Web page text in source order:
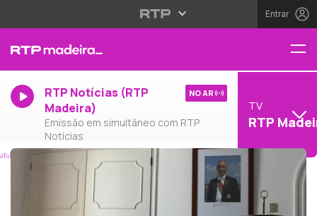
Entrar
RTP Notícias (RTP
Madeira)
Emissão em simultâneo com RTP
Notícias
NO AR
TV
RTP